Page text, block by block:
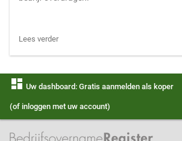
Lees verder
dashboard Uw dashboard: Gratis aanmelden als koper
(of inloggen met uw account)